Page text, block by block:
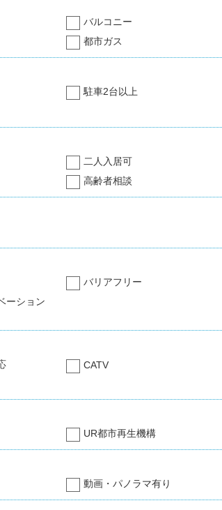
バルコニー
都市ガス
駐車2台以上
二人入居可
高齢者相談
バリアフリー
ーション
CATV
UR都市再生機構
動画・パノラマ有り